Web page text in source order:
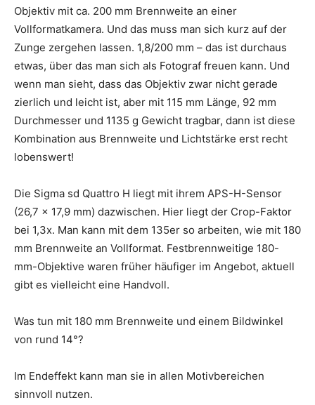
Objektiv mit ca. 200 mm Brennweite an einer
Vollformatkamera. Und das muss man sich kurz auf der
Zunge zergehen lassen. 1,8/200 mm – das ist durchaus
etwas, über das man sich als Fotograf freuen kann. Und
wenn man sieht, dass das Objektiv zwar nicht gerade
zierlich und leicht ist, aber mit 115 mm Länge, 92 mm
Durchmesser und 1135 g Gewicht tragbar, dann ist diese
Kombination aus Brennweite und Lichtstärke erst recht
lobenswert!
Die Sigma sd Quattro H liegt mit ihrem APS-H-Sensor
(26,7 x 17,9 mm) dazwischen. Hier liegt der Crop-Faktor
bei 1,3x. Man kann mit dem 135er so arbeiten, wie mit 180
mm Brennweite an Vollformat. Festbrennweitige 180-
mm-Objektive waren früher häufiger im Angebot, aktuell
gibt es vielleicht eine Handvoll.
Was tun mit 180 mm Brennweite und einem Bildwinkel
von rund 14°?
Im Endeffekt kann man sie in allen Motivbereichen
sinnvoll nutzen.